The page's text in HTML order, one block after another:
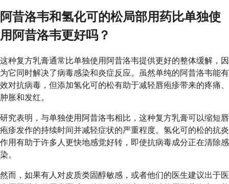
阿昔洛韦和氢化可的松局部用药比单独使
用阿昔洛韦更好吗？
这种复方乳膏通常比单独使用阿昔洛韦提供更好的整体缓解，因
为它同时解决了病毒感染和炎症反应。虽然单纯的阿昔洛韦能有
效对抗病毒，但添加氢化可的松有助于减轻唇疱疹带来的疼痛、
肿胀和发红。
研究表明，与单独使用阿昔洛韦相比，这种复方乳膏可以缩短唇
疱疹发作的持续时间并减轻症状的严重程度。氢化可的松的抗炎
作用有助于许多人更快地感觉好转，即使抗病毒成分正在清除感
染。
然而，如果有人对皮质类固醇敏感，或者他们的医生建议出于医